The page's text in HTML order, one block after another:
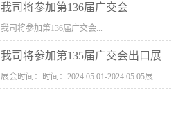
我司将参加第136届广交会
我司将参加第136届广交会...
我司将参加第135届广交会出口展
展会时间：时间：2024.05.01-2024.05.05展会地址：中国进出口商品交易会展馆福建康莱宝公司展位号12.1G37-38、H11-12，浙江康莱宝展位号17.1B23-24、C19-20...